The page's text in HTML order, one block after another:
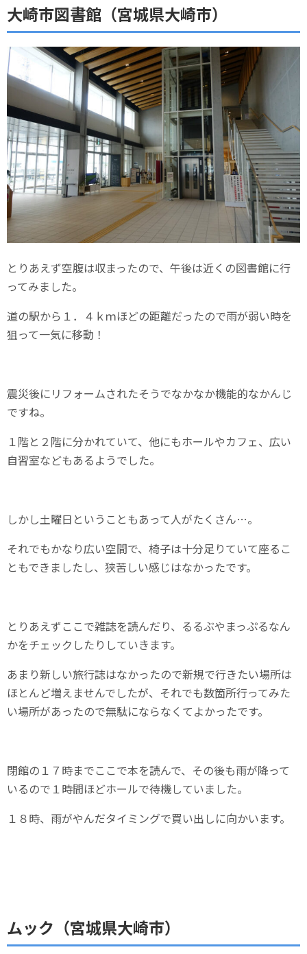
大崎市図書館（宮城県大崎市）
とりあえず空腹は収まったので、午後は近くの図書館に行
ってみました。
道の駅から１．４ｋｍほどの距離だったので雨が弱い時を
狙って一気に移動！
震災後にリフォームされたそうでなかなか機能的なかんじ
ですね。
１階と２階に分かれていて、他にもホールやカフェ、広い
自習室などもあるようでした。
しかし土曜日ということもあって人がたくさん…。
それでもかなり広い空間で、椅子は十分足りていて座るこ
ともできましたし、狭苦しい感じはなかったです。
とりあえずここで雑誌を読んだり、るるぶやまっぷるなん
かをチェックしたりしていきます。
あまり新しい旅行誌はなかったので新規で行きたい場所は
ほとんど増えませんでしたが、それでも数箇所行ってみた
い場所があったので無駄にならなくてよかったです。
閉館の１７時までここで本を読んで、その後も雨が降って
いるので１時間ほどホールで待機していました。
１８時、雨がやんだタイミングで買い出しに向かいます。
ムック（宮城県大崎市）